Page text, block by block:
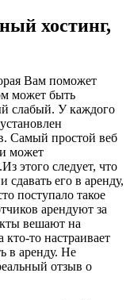
хостинг,
Вам поможет
может быть
слабый. У каждого
Самый простой веб
может
этого следует, что
сдавать его в аренду,
поступало такое
арендуют за
вешают на
то настраивает
в аренду. Не
отзыв о